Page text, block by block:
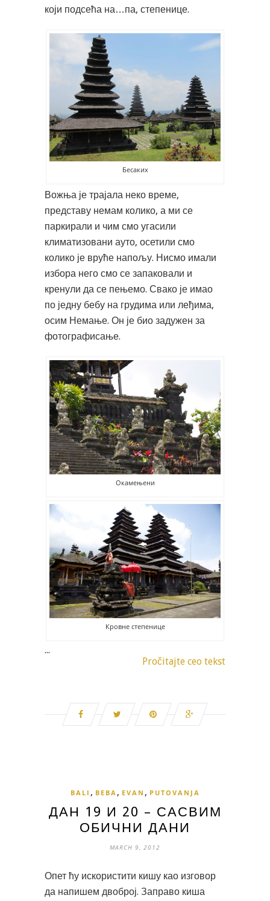
који подсећа на…па, степенице.
Бесаких
Вожња је трајала неко време,
представу немам колико, а ми се
паркирали и чим смо угасили
климатизовани ауто, осетили смо
колико је вруће напољу. Нисмо имали
избора него смо се запаковали и
кренули да се пењемо. Свако је имао
по једну бебу на грудима или леђима,
осим Немање. Он је био задужен за
фотографисање.
Окамењени
Кровне степенице
...
Pročitajte ceo tekst
BALI , BEBA , EVAN , PUTOVANJA
ДАН 19 И 20 – САСВИМ
ОБИЧНИ ДАНИ
MARCH 9, 2012
Опет ћу искористити кишу као изговор
да напишем двоброј. Заправо киша